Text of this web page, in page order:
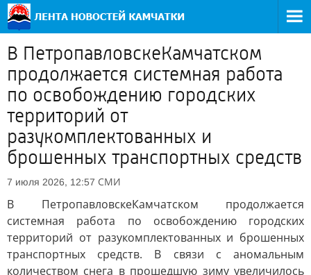
В ПетропавловскеКамчатском
продолжается системная работа
по освобождению городских
территорий от
разукомплектованных и
брошенных транспортных средств
7 июля 2026, 12:57 СМИ
В ПетропавловскеКамчатском продолжается
системная работа по освобождению городских
территорий от разукомплектованных и брошенных
транспортных средств. В связи с аномальным
количеством снега в прошедшую зиму увеличилось